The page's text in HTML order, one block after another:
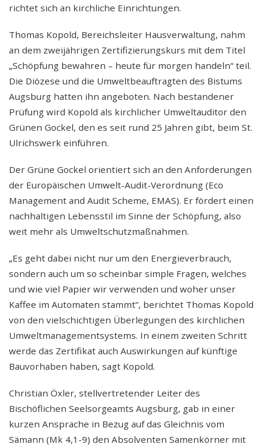
richtet sich an kirchliche Einrichtungen.
Thomas Kopold, Bereichsleiter Hausverwaltung, nahm
an dem zweijährigen Zertifizierungskurs mit dem Titel
„Schöpfung bewahren – heute für morgen handeln“ teil.
Die Diözese und die Umweltbeauftragten des Bistums
Augsburg hatten ihn angeboten. Nach bestandener
Prüfung wird Kopold als kirchlicher Umweltauditor den
Grünen Gockel, den es seit rund 25 Jahren gibt, beim St.
Ulrichswerk einführen.
Der Grüne Gockel orientiert sich an den Anforderungen
der Europäischen Umwelt-Audit-Verordnung (Eco
Management and Audit Scheme, EMAS). Er fördert einen
nachhaltigen Lebensstil im Sinne der Schöpfung, also
weit mehr als Umweltschutzmaßnahmen.
„Es geht dabei nicht nur um den Energieverbrauch,
sondern auch um so scheinbar simple Fragen, welches
und wie viel Papier wir verwenden und woher unser
Kaffee im Automaten stammt“, berichtet Thomas Kopold
von den vielschichtigen Überlegungen des kirchlichen
Umweltmanagementsystems. In einem zweiten Schritt
werde das Zertifikat auch Auswirkungen auf künftige
Bauvorhaben haben, sagt Kopold.
Christian Öxler, stellvertretender Leiter des
Bischöflichen Seelsorgeamts Augsburg, gab in einer
kurzen Ansprache in Bezug auf das Gleichnis vom
Sämann (Mk 4,1-9) den Absolventen Samenkörner mit